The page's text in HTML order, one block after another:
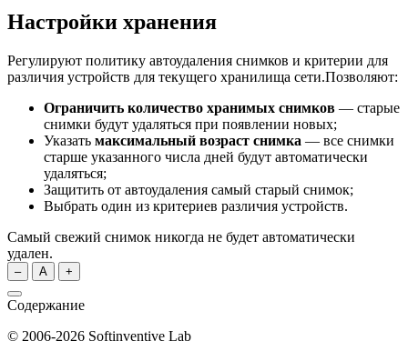
Настройки хранения
Регулируют политику автоудаления снимков и критерии для
различия устройств для текущего хранилища сети.Позволяют:
Ограничить количество хранимых снимков — старые
снимки будут удаляться при появлении новых;
Указать максимальный возраст снимка — все снимки
старше указанного числа дней будут автоматически
удаляться;
Защитить от автоудаления самый старый снимок;
Выбрать один из критериев различия устройств.
Самый свежий снимок никогда не будет автоматически
удален.
– A +
Содержание
© 2006-2026 Softinventive Lab